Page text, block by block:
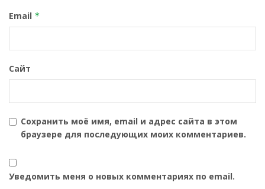
Email *
Сайт
Сохранить моё имя, email и адрес сайта в этом
браузере для последующих моих комментариев.
Уведомить меня о новых комментариях по email.